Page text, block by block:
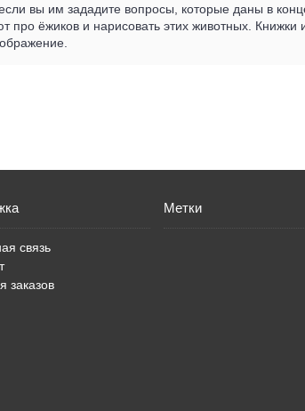
вы им зададите вопросы, которые даны в
про ёжиков и нарисовать этих животных. Книжки
связь
заказов
Метки